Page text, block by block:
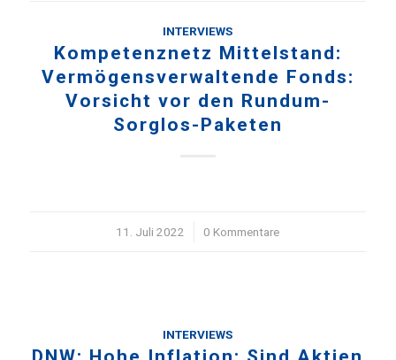
INTERVIEWS
Kompetenznetz Mittelstand:
Vermögensverwaltende Fonds:
Vorsicht vor den Rundum-
Sorglos-Paketen
11. Juli 2022
/ 0 Kommentare
INTERVIEWS